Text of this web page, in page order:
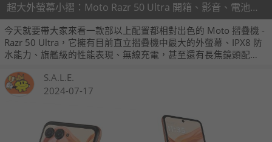
超大外螢幕小摺：Moto Razr 50 Ultra 開箱、影音、電池、相機實測
今天就要帶大家來看一款部以上配置都相對出色的 Moto 摺疊機 -
Razr 50 Ultra，它擁有目前直立摺疊機中最大的外螢幕、IPX8 防
水能力、旗艦級的性能表現、無線充電，甚至還有長焦鏡頭配
S.A.L.E.
2024-07-17